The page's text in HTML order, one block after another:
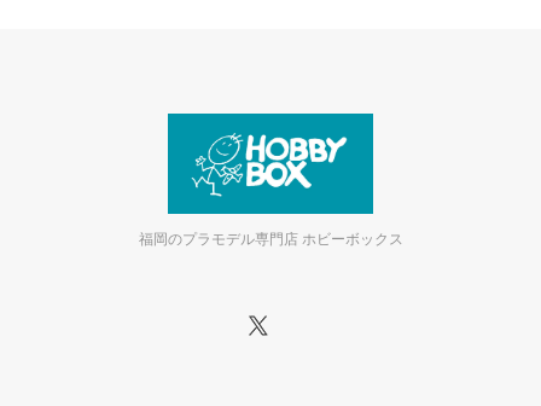
福岡のプラモデル専門店 ホビーボックス